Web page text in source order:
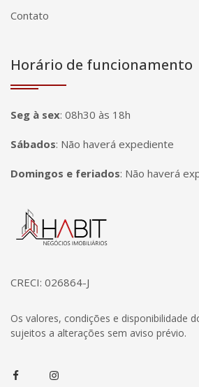
Contato
Horário de funcionamento
Seg à sex: 08h30 às 18h
Sábados: Não haverá expediente
Domingos e feriados: Não haverá
Página inicial
CRECI: 026864-J
Os valores, condições e disponibilidade
sujeitos a alterações sem aviso prévio.
FacebookInstagram